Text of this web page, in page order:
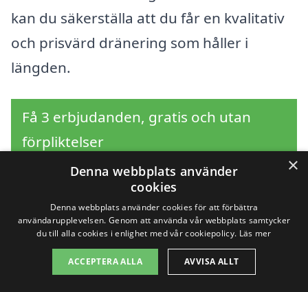
kan du säkerställa att du får en kvalitativ
och prisvärd dränering som håller i
längden.
Få 3 erbjudanden, gratis och utan
förpliktelser
Sök efter en
professionell för
dränering i andra
×
Denna webbplats använder
cookies
Denna webbplats använder cookies för att förbättra
användarupplevelsen. Genom att använda vår webbplats samtycker
du till alla cookies i enlighet med vår cookiepolicy. Läs mer
ACCEPTERA ALLA AVVISA ALLT